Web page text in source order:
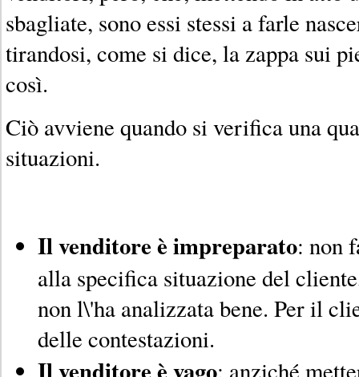
sbagliate, sono essi stessi a farle
tirandosi, come si dice, la zappa sui
così.
Ciò avviene quando si verifica una
situazioni.
Il venditore è impreparato: non
alla specifica situazione del
non l\'ha analizzata bene. Per il
delle contestazioni.
: anziché